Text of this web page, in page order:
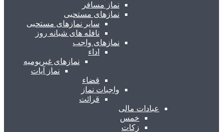
نماز مسافر
نمازهای مستحبی
سایر نمازهای مستحبی
نافله های شبانه روز
نمازهای واجب
اداء
نمازهای غیریومیه
نماز آیات
قضاء
واجبات نماز
قرائت
عبادات مالی
خمس
زکات